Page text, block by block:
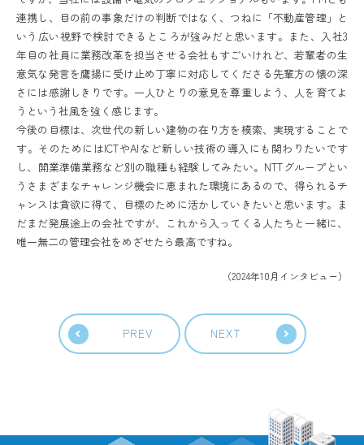
連携し、目の前の事象だけの判断ではなく、つねに「不動産管理」と
いう広い視野で検討できるところが強みだと思います。また、入社3
年目の社員に業務改革を担当させる会社もすごいけれど、若輩者の生
意気な発言を鷹揚に受け止め丁寧に対応してくださる先輩方の懐の深
さには感謝しきりです。一人ひとりの意見を尊重しよう、人を育てよ
うという社風を強く感じます。
今後の目標は、次世代の新しい建物の在り方を模索、実現することで
す。そのためにはICTやAIなど新しい技術の導入にも関わりたいです
し、開業準備業務など別の職種も経験してみたい。NTTグループとい
うさまざまなチャレンジ機会に恵まれた環境にあるので、得られるチ
ャンスは貪欲に得て、目標のために活かしていきたいと思います。ま
だまだ発展途上の会社ですが、これから入ってくる人たちと一緒に、
唯一無二の管理会社をめざせたら最高ですね。
（2024年10月インタビュー）
PREV NEXT